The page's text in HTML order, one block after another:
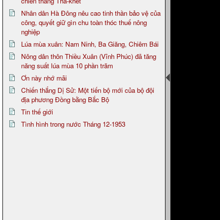
Nhân dân Hà Đông nêu cao tinh thần bảo vệ của
công, quyết giữ gìn chu toàn thóc thuế nông
nghiệp
Lúa mùa xuân: Nam Ninh, Ba Giăng, Chiêm Bái
Nông dân thôn Thiều Xuân (Vĩnh Phúc) đã tăng
năng suất lúa mùa 10 phần trăm
Ơn này nhớ mãi
Chiến thắng Dị Sử: Một tiến bộ mới của bộ đội
địa phương Đồng bằng Bắc Bộ
Tin thế giới
Tình hình trong nước Tháng 12-1953